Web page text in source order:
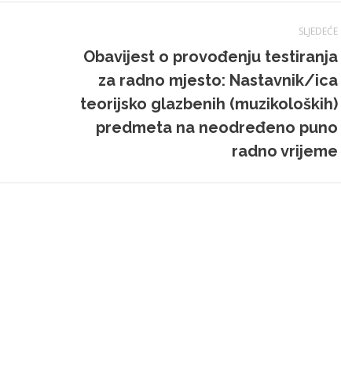
SLJEDEĆE
Sljedeća
objava:
Obavijest o provođenju testiranja
za radno mjesto: Nastavnik/ica
teorijsko glazbenih (muzikoloških)
predmeta na neodređeno puno
radno vrijeme